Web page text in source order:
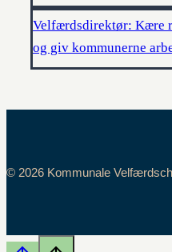
Velfærdsdirektør: Kære
og giv kommunerne
© 2026 Kommunale